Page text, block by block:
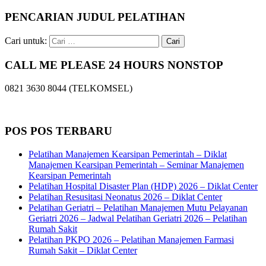
PENCARIAN JUDUL PELATIHAN
Cari untuk:
CALL ME PLEASE 24 HOURS NONSTOP
0821 3630 8044 (TELKOMSEL)
POS POS TERBARU
Pelatihan Manajemen Kearsipan Pemerintah – Diklat
Manajemen Kearsipan Pemerintah – Seminar Manajemen
Kearsipan Pemerintah
Pelatihan Hospital Disaster Plan (HDP) 2026 – Diklat Center
Pelatihan Resusitasi Neonatus 2026 – Diklat Center
Pelatihan Geriatri – Pelatihan Manajemen Mutu Pelayanan
Geriatri 2026 – Jadwal Pelatihan Geriatri 2026 – Pelatihan
Rumah Sakit
Pelatihan PKPO 2026 – Pelatihan Manajemen Farmasi
Rumah Sakit – Diklat Center